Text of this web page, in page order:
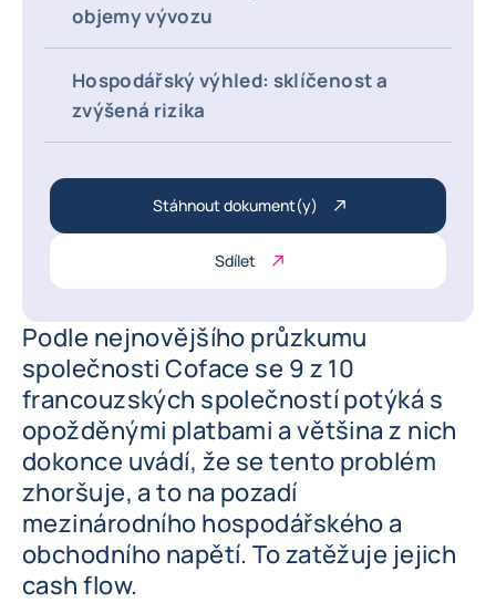
objemy vývozu
Hospodářský výhled: sklíčenost a
zvýšená rizika
Stáhnout dokument(y)
Sdílet
Podle nejnovějšího průzkumu
společnosti Coface se 9 z 10
francouzských společností potýká s
opožděnými platbami a většina z nich
dokonce uvádí, že se tento problém
zhoršuje, a to na pozadí
mezinárodního hospodářského a
obchodního napětí. To zatěžuje jejich
cash flow.